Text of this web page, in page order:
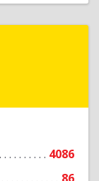
4086
бизнеса
й пер, дом